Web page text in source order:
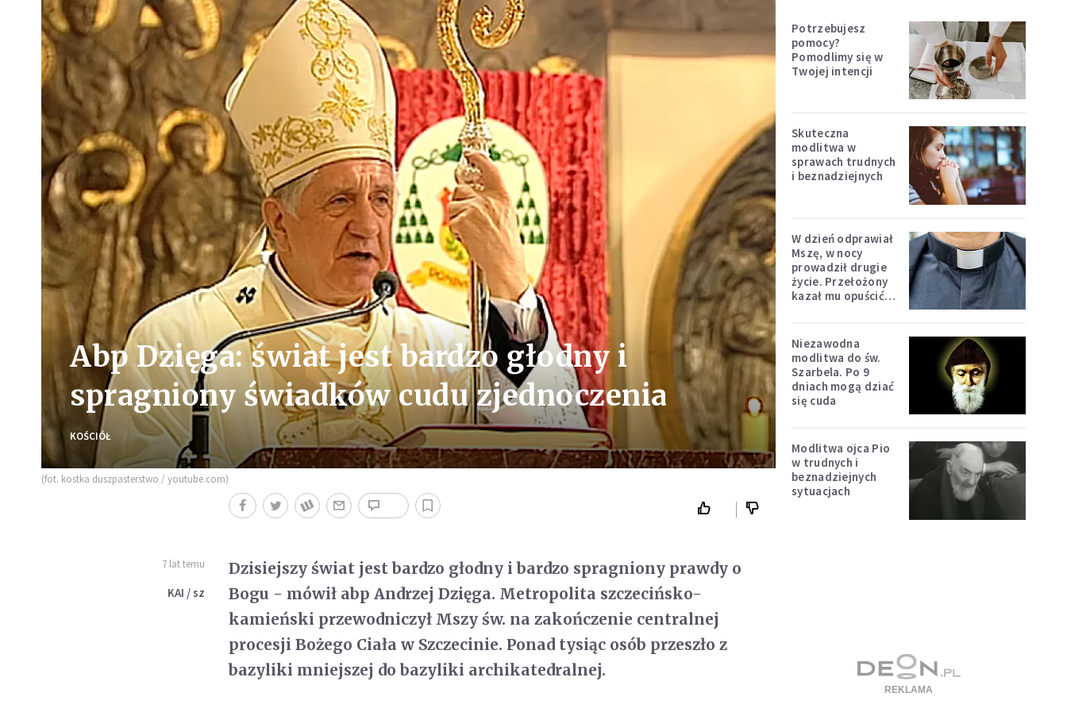
Abp Dzięga: świat jest bardzo głodny i
spragniony świadków cudu zjednoczenia
KOŚCIÓŁ
(fot. kostka duszpasterstwo / youtube.com)
7 lat temu
KAI / sz
Dzisiejszy świat jest bardzo głodny i bardzo spragniony prawdy o
Bogu - mówił abp Andrzej Dzięga. Metropolita szczecińsko-
kamieński przewodniczył Mszy św. na zakończenie centralnej
procesji Bożego Ciała w Szczecinie. Ponad tysiąc osób przeszło z
bazyliki mniejszej do bazyliki archikatedralnej.
Potrzebujesz
pomocy?
Pomodlimy się w
Twojej intencji
Skuteczna
modlitwa w
sprawach trudnych
i beznadziejnych
W dzień odprawiał
Mszę, w nocy
prowadził drugie
życie. Przełożony
kazał mu opuścić
Niezawodna
modlitwa do św.
Szarbela. Po 9
dniach mogą dziać
się cuda
Modlitwa ojca Pio
w trudnych i
beznadziejnych
sytuacjach